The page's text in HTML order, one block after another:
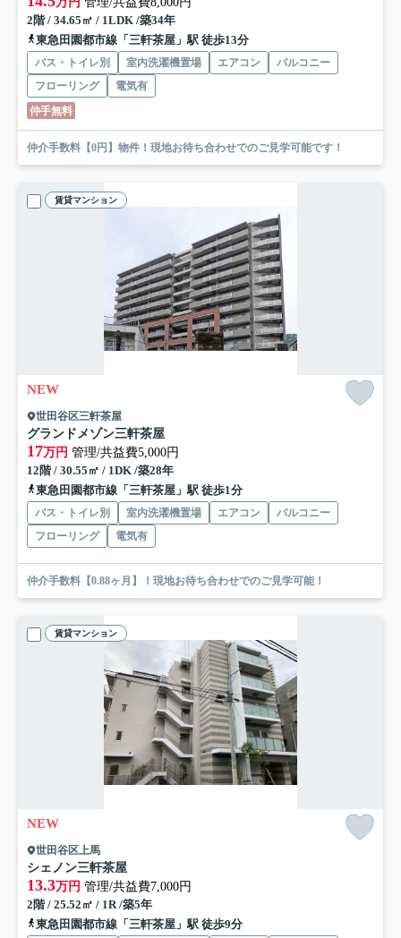
2階 / 34.65㎡ / 1LDK /築34年
東急田園都市線「三軒茶屋」駅 徒歩13分
バス・トイレ別 室内洗濯機置場 エアコン
バルコニー
フローリング
電気有
仲手無料
仲介手数料【0円】物件！現地お待ち合わせでのご見学可能です！
賃貸マンション
NEW
世田谷区三軒茶屋
グランドメゾン三軒茶屋
17万円 管理/共益費5,000円
12階 / 30.55㎡ / 1DK /築28年
東急田園都市線「三軒茶屋」駅 徒歩1分
バス・トイレ別 室内洗濯機置場 エアコン
バルコニー
フローリング
電気有
仲介手数料【0.88ヶ月】！現地お待ち合わせでのご見学可能！
賃貸マンション
NEW
世田谷区上馬
シェノン三軒茶屋
13.3万円 管理/共益費7,000円
2階 / 25.52㎡ / 1R /築5年
東急田園都市線「三軒茶屋」駅 徒歩9分